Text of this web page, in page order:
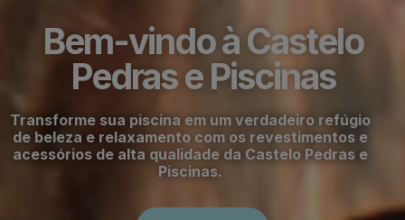
Bem-vindo à Castelo
Pedras e Piscinas
Transforme sua piscina em um verdadeiro refúgio
de beleza e relaxamento com os revestimentos e
acessórios de alta qualidade da Castelo Pedras e
Piscinas.